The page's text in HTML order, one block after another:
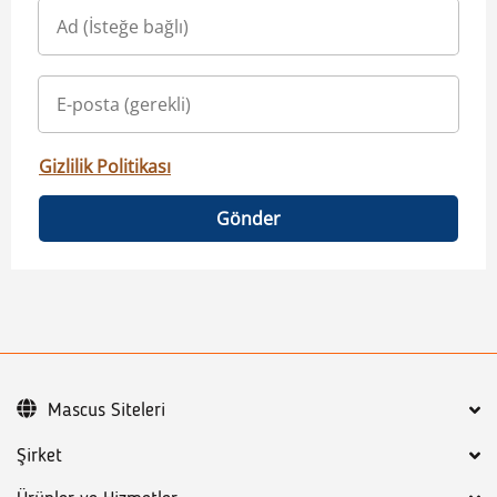
Gizlilik Politikası
Gönder
Şirket
Mascus Siteleri